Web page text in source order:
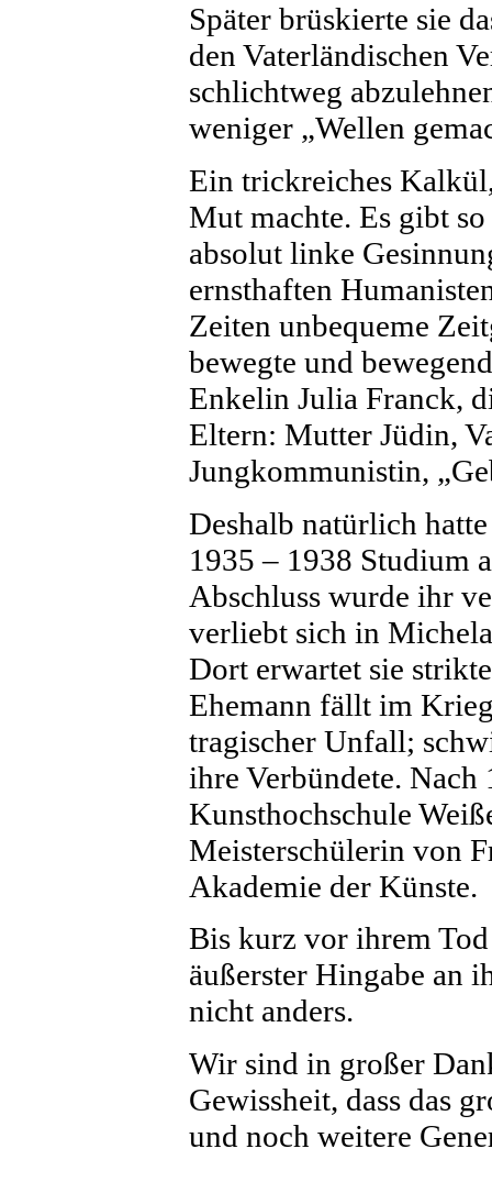
Später brüskierte sie
den Vaterländischen
schlichtweg
weniger „Wellen
Ein trickreiches
Mut machte. Es gibt
absolut linke
ernsthaften
Zeiten unbequeme
bewegte und
Enkelin Julia Franck,
Eltern: Mutter Jüdin,
Jungkommunistin,
Deshalb natürlich
1935 – 1938 Studium
Abschluss wurde ihr
verliebt sich in
Dort erwartet sie
Ehemann fällt im
tragischer Unfall;
ihre Verbündete.
Kunsthochschule
Meisterschülerin von
Akademie der Künste.
Bis kurz vor ihrem
äußerster Hingabe an
nicht anders.
Wir sind in großer
Gewissheit, dass das
und noch weitere